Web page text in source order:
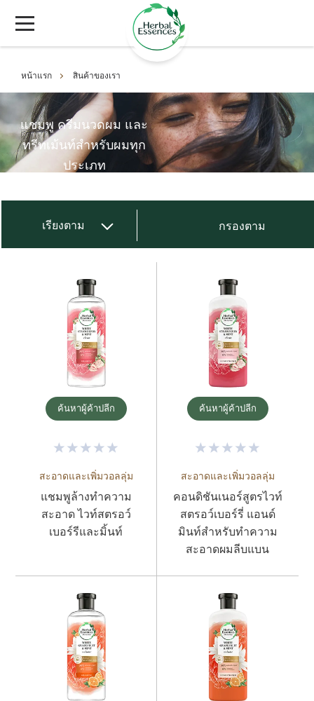
หน้าแรก สินค้าของเรา
แชมพู ครีมนวดผม และ
ทรีทเม้นท์สำหรับผมทุก
ประเภท
เรียงตาม กรองตาม
ค้นหาผู้ค้าปลีก
สะอาดและเพิ่มวอลลุ่ม
แชมพูล้างทำความ
สะอาด ไวท์สตรอว์
เบอร์รีและมิ้นท์
ค้นหาผู้ค้าปลีก
สะอาดและเพิ่มวอลลุ่ม
คอนดิชันเนอร์สูตรไวท์
สตรอว์เบอร์รี่ แอนด์
มินท์สำหรับทำความ
สะอาดผมลีบแบน